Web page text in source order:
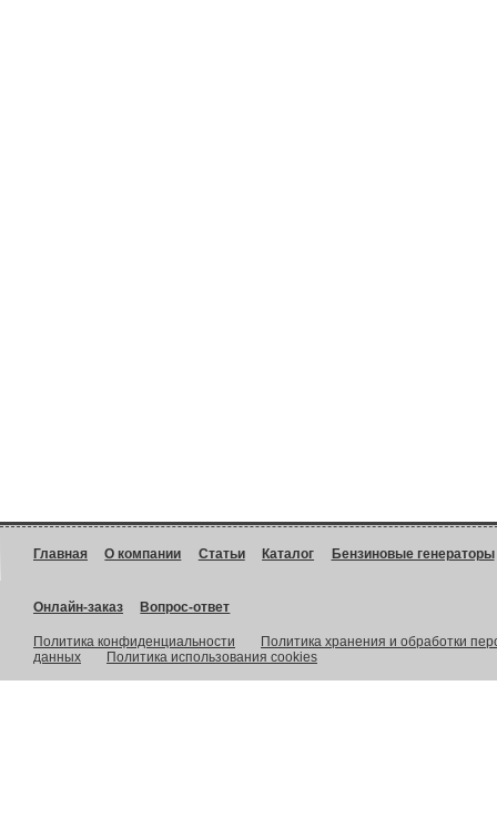
Главная О компании Статьи Каталог Бензиновые генераторы
Онлайн-заказ Вопрос-ответ
Политика конфиденциальности
Политика хранения и обработки
данных
Политика использования cookies